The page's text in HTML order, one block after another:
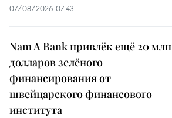
07/08/2026 07:43
Nam A Bank привлёк ещё 20 млн
долларов зелёного
финансирования от
швейцарского финансового
института